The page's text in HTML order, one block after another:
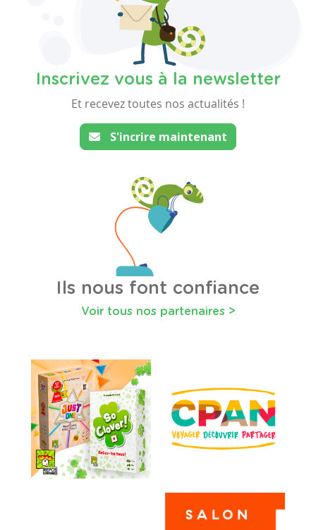
Inscrivez vous à la newsletter
Et recevez toutes nos actualités !
S'incrire maintenant
Ils nous font confiance
Voir tous nos partenaires >